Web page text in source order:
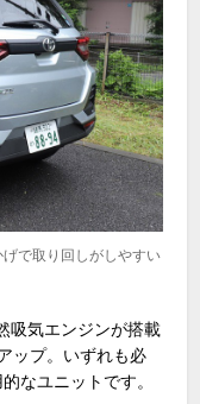
で取り回しがしやすい
吸気エンジンが搭載
ップ。いずれも必
なユニットです。